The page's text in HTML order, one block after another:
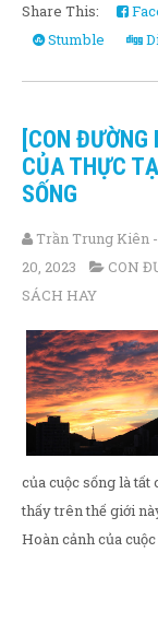
Share This:
Stumble
[CON ĐƯỜNG
CỦA THỰC
SỐNG
Trần Trung Kiên
20, 2023
CON
SÁCH HAY
của cuộc sống là
thấy trên thế giới
Hoàn cảnh của